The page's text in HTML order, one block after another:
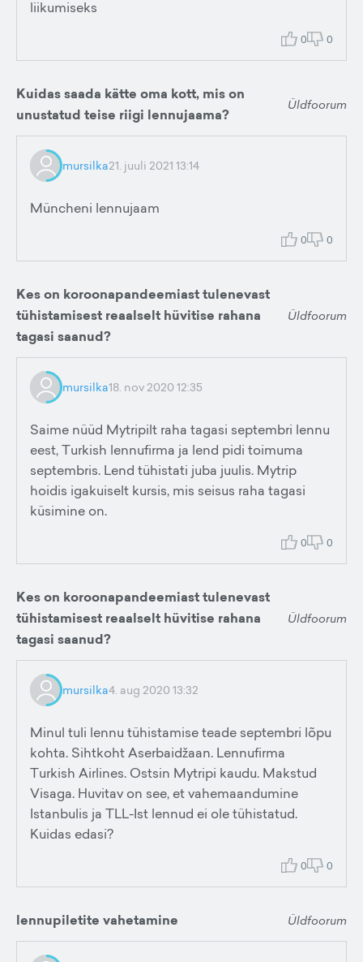
liikumiseks
0 0
Kuidas saada kätte oma kott, mis on
unustatud teise riigi lennujaama?
Üldfoorum
mursilka21. juuli 2021 13:14
Müncheni lennujaam
0 0
Kes on koroonapandeemiast tulenevast
tühistamisest reaalselt hüvitise rahana
tagasi saanud?
Üldfoorum
mursilka18. nov 2020 12:35
Saime nüüd Mytripilt raha tagasi septembri lennu
eest, Turkish lennufirma ja lend pidi toimuma
septembris. Lend tühistati juba juulis. Mytrip
hoidis igakuiselt kursis, mis seisus raha tagasi
küsimine on.
0 0
Kes on koroonapandeemiast tulenevast
tühistamisest reaalselt hüvitise rahana
tagasi saanud?
Üldfoorum
mursilka4. aug 2020 13:32
Minul tuli lennu tühistamise teade septembri lõpu
kohta. Sihtkoht Aserbaidžaan. Lennufirma
Turkish Airlines. Ostsin Mytripi kaudu. Makstud
Visaga. Huvitav on see, et vahemaandumine
Istanbulis ja TLL-Ist lennud ei ole tühistatud.
Kuidas edasi?
0 0
lennupiletite vahetamine Üldfoorum